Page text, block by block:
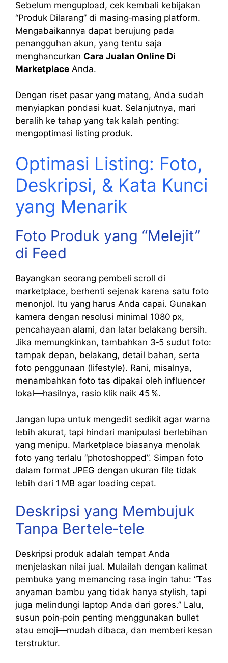
Sebelum mengupload, cek kembali kebijakan
“Produk Dilarang” di masing‑masing platform.
Mengabaikannya dapat berujung pada
penangguhan akun, yang tentu saja
menghancurkan Cara Jualan Online Di
Marketplace Anda.
Dengan riset pasar yang matang, Anda sudah
menyiapkan pondasi kuat. Selanjutnya, mari
beralih ke tahap yang tak kalah penting:
mengoptimasi listing produk.
Optimasi Listing: Foto,
Deskripsi, & Kata Kunci
yang Menarik
Foto Produk yang “Melejit”
di Feed
Bayangkan seorang pembeli scroll di
marketplace, berhenti sejenak karena satu foto
menonjol. Itu yang harus Anda capai. Gunakan
kamera dengan resolusi minimal 1080 px,
pencahayaan alami, dan latar belakang bersih.
Jika memungkinkan, tambahkan 3‑5 sudut foto:
tampak depan, belakang, detail bahan, serta
foto penggunaan (lifestyle). Rani, misalnya,
menambahkan foto tas dipakai oleh influencer
lokal—hasilnya, rasio klik naik 45 %.
Jangan lupa untuk mengedit sedikit agar warna
lebih akurat, tapi hindari manipulasi berlebihan
yang menipu. Marketplace biasanya menolak
foto yang terlalu “photoshopped”. Simpan foto
dalam format JPEG dengan ukuran file tidak
lebih dari 1 MB agar loading cepat.
Deskripsi yang Membujuk
Tanpa Bertele‑tele
Deskripsi produk adalah tempat Anda
menjelaskan nilai jual. Mulailah dengan kalimat
pembuka yang memancing rasa ingin tahu: “Tas
anyaman bambu yang tidak hanya stylish, tapi
juga melindungi laptop Anda dari gores.” Lalu,
susun poin‑poin penting menggunakan bullet
atau emoji—mudah dibaca, dan memberi kesan
terstruktur.